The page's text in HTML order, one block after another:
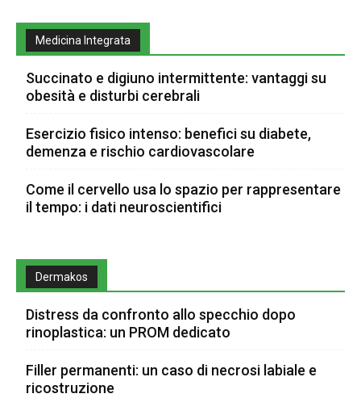
Medicina Integrata
Succinato e digiuno intermittente: vantaggi su
obesità e disturbi cerebrali
Esercizio fisico intenso: benefici su diabete,
demenza e rischio cardiovascolare
Come il cervello usa lo spazio per rappresentare
il tempo: i dati neuroscientifici
Dermakos
Distress da confronto allo specchio dopo
rinoplastica: un PROM dedicato
Filler permanenti: un caso di necrosi labiale e
ricostruzione